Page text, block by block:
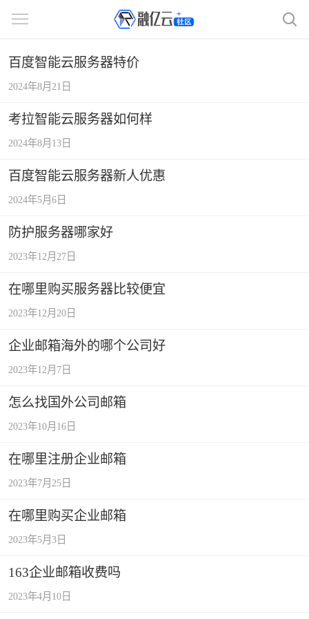
百度智能云服务器特价
2024年8月21日
考拉智能云服务器如何样
2024年8月13日
百度智能云服务器新人优惠
2024年5月6日
防护服务器哪家好
2023年12月27日
在哪里购买服务器比较便宜
2023年12月20日
企业邮箱海外的哪个公司好
2023年12月7日
怎么找国外公司邮箱
2023年10月16日
在哪里注册企业邮箱
2023年7月25日
在哪里购买企业邮箱
2023年5月3日
163企业邮箱收费吗
2023年4月10日